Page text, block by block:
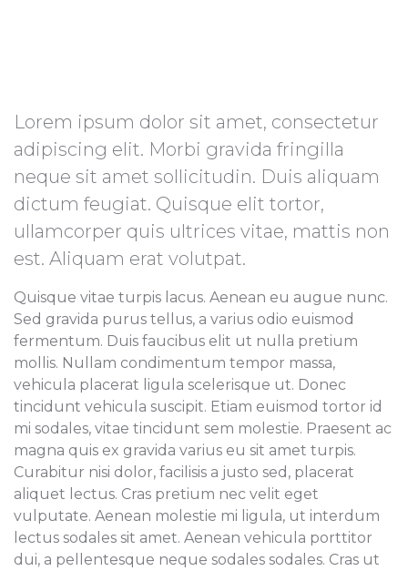
Lorem ipsum dolor sit amet, consectetur
adipiscing elit. Morbi gravida fringilla
neque sit amet sollicitudin. Duis aliquam
dictum feugiat. Quisque elit tortor,
ullamcorper quis ultrices vitae, mattis non
est. Aliquam erat volutpat.
Quisque vitae turpis lacus. Aenean eu augue nunc.
Sed gravida purus tellus, a varius odio euismod
fermentum. Duis faucibus elit ut nulla pretium
mollis. Nullam condimentum tempor massa,
vehicula placerat ligula scelerisque ut. Donec
tincidunt vehicula suscipit. Etiam euismod tortor id
mi sodales, vitae tincidunt sem molestie. Praesent ac
magna quis ex gravida varius eu sit amet turpis.
Curabitur nisi dolor, facilisis a justo sed, placerat
aliquet lectus. Cras pretium nec velit eget
vulputate. Aenean molestie mi ligula, ut interdum
lectus sodales sit amet. Aenean vehicula porttitor
dui, a pellentesque neque sodales sodales. Cras ut